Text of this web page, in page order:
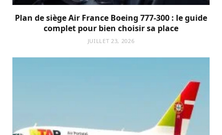
Plan de siège Air France Boeing 777-300 : le guide
complet pour bien choisir sa place
JUILLET 23, 2026